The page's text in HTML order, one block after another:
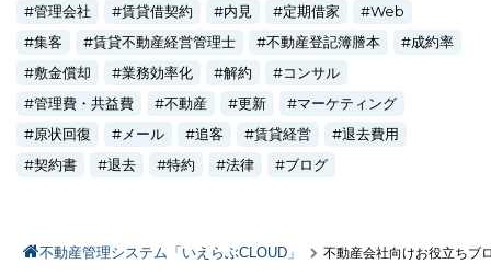
管理会社
賃貸借契約 内見 定期借家
Web
集客
賃貸不動産経営管理士 不動産登記簿謄本
成約率
敷金償却
業務効率化 解約
コンサル
管理費・共益費
不動産 更新
マーケティング
原状回復
メール 追客 賃貸経営
退去費用
契約書
退去 特約 法律 ブログ
不動産管理システム「いえらぶCLOUD」 不動産会社向けお役立ちブ